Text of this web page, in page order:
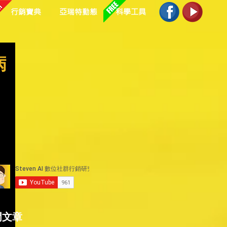
行銷寶典 亞瑞特動態 科學工具
章